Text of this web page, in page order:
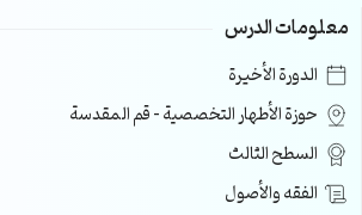
معلومات الدرس
الدورة الأخيرة
حوزة الأطهار التخصصية – قم المقدسة
السطح الثالث
الفقه والأصول